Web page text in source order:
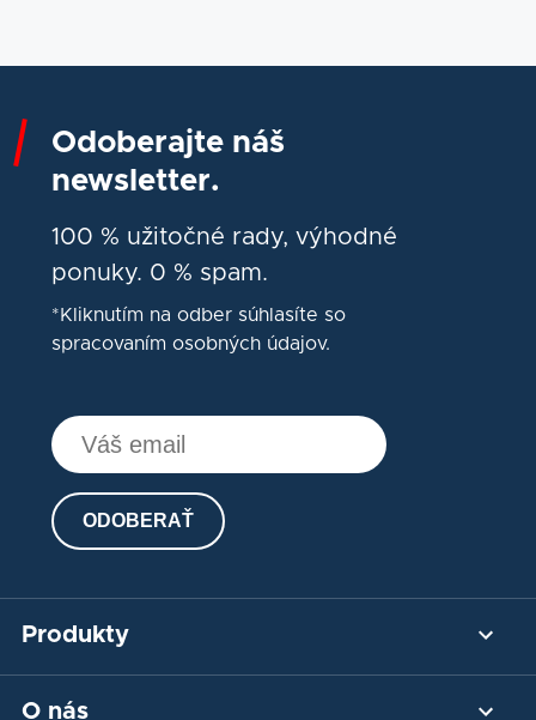
Odoberajte náš
newsletter.
100 % užitočné rady, výhodné
ponuky. 0 % spam.
*Kliknutím na odber súhlasíte so
spracovaním osobných údajov.
ODOBERAŤ
Produkty
Platobná brána
O nás